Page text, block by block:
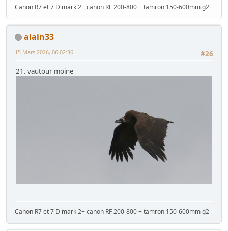
Canon R7 et 7 D mark 2+ canon RF 200-800 + tamron 150-600mm g2
alain33
#26
15 Mars 2026, 06:02:36
21. vautour moine
Canon R7 et 7 D mark 2+ canon RF 200-800 + tamron 150-600mm g2